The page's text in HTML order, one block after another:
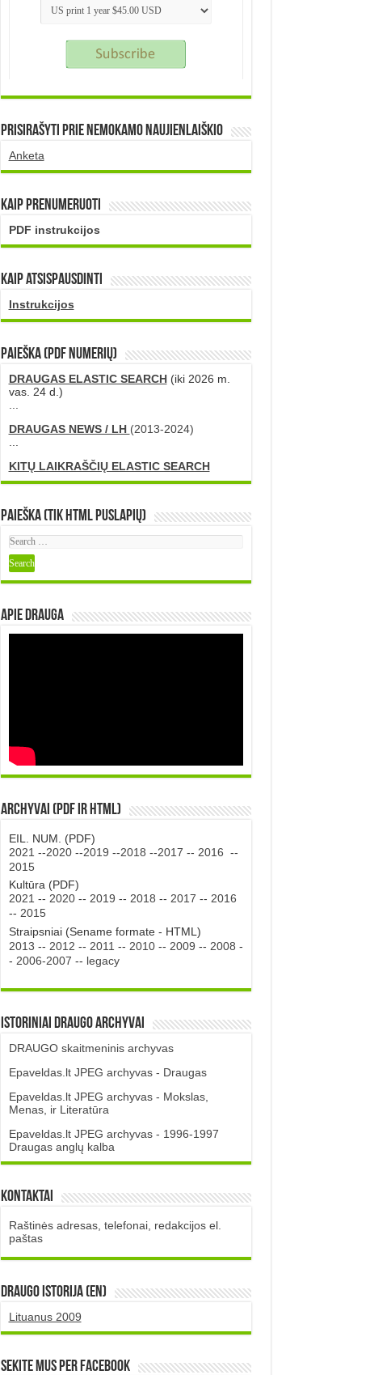
Prisirašyti prie nemokamo naujienlaiškio
Anketa
Kaip prenumeruoti
PDF instrukcijos
Kaip atsispausdinti
Instrukcijos
PAIEŠKA (PDF numerių)
DRAUGAS ELASTIC SEARCH(iki 2026 m.
vas. 24 d.)
...
DRAUGAS NEWS / LH (2013-2024)
...
KITŲ LAIKRAŠČIŲ ELASTIC SEARCH
Paieška (tik HTML puslapių)
Apie DRAUGA
Archyvai (PDF ir HTML)
EIL. NUM. (PDF)
2021 --2020--2019 --2018 --2017 -- 2016 --
2015
Kultūra (PDF)
2021 -- 2020-- 2019 -- 2018 -- 2017 -- 2016
-- 2015
Straipsniai (Sename formate - HTML)
2013 -- 2012 -- 2011 -- 2010-- 2009 -- 2008 -
- 2006-2007 -- legacy
Istoriniai DRAUGO Archyvai
DRAUGO skaitmeninis archyvas
Epaveldas.lt JPEG archyvas - Draugas
Epaveldas.lt JPEG archyvas - Mokslas,
Menas, ir Literatūra
Epaveldas.lt JPEG archyvas - 1996-1997
Draugas anglų kalba
Kontaktai
Raštinės adresas, telefonai, redakcijos el.
paštas
DRAUGO istorija (EN)
Lituanus 2009
Sekite mus per Facebook